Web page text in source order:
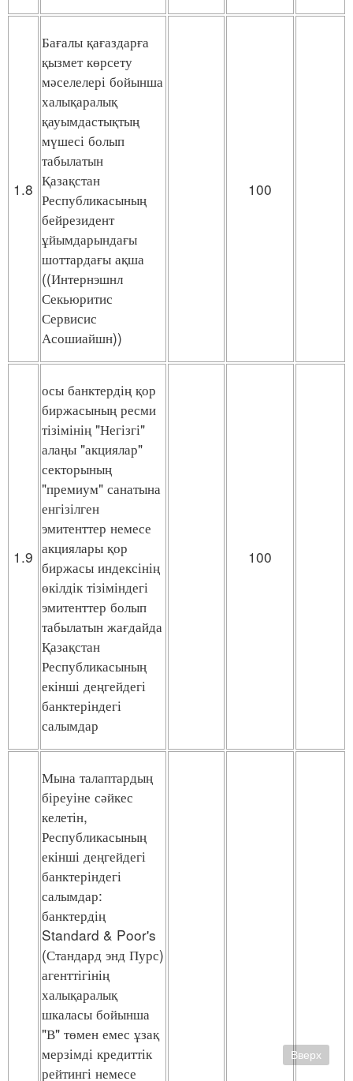
1.8
Бағалы қағаздарға
қызмет көрсету
мәселелері бойынша
халықаралық
қауымдастықтың
мүшесі болып
табылатын
Қазақстан
Республикасының
бейрезидент
ұйымдарындағы
шоттардағы ақша
((Интернэшнл
Секьюритис
Сервисис
Асошиайшн))
100
1.9
осы банктердің қор
биржасының ресми
тізімінің "Негізгі"
алаңы "акциялар"
секторының
"премиум" санатына
енгізілген
эмитенттер немесе
акциялары қор
биржасы индексінің
өкілдік тізіміндегі
эмитенттер болып
табылатын жағдайда
Қазақстан
Республикасының
екінші деңгейдегі
банктеріндегі
салымдар
100
Мына талаптардың
біреуіне сәйкес
келетін,
Республикасының
екінші деңгейдегі
банктеріндегі
салымдар:
банктердің
Standard & Poor's
(Стандард энд Пурс)
агенттігінің
халықаралық
шкаласы бойынша
"В" төмен емес ұзақ
мерзімді кредиттік
рейтингі немесе
Вверх